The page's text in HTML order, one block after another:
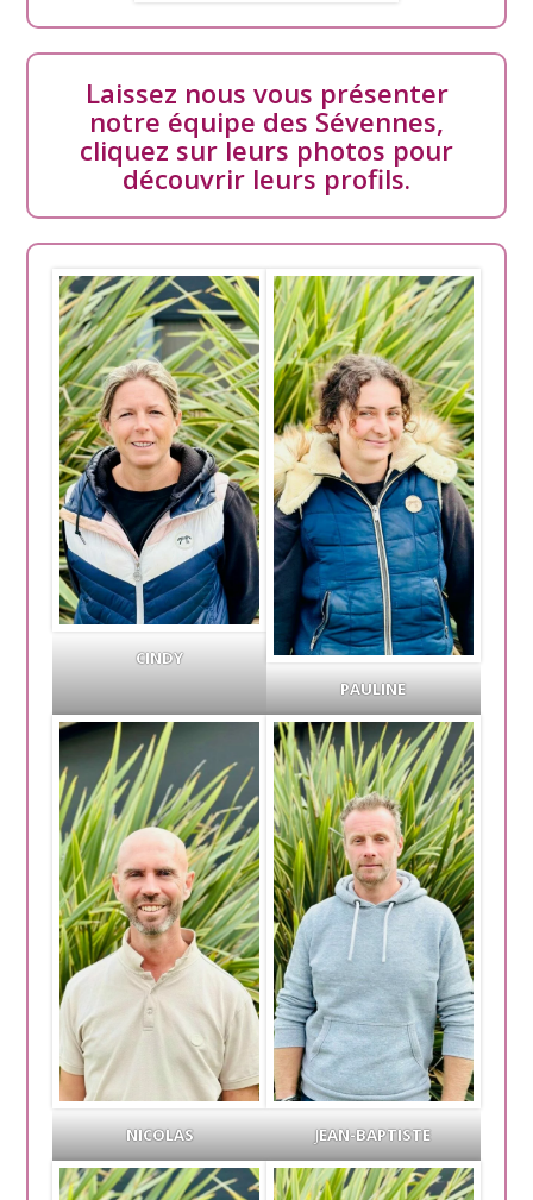
Laissez nous vous présenter
notre équipe des Sévennes,
cliquez sur leurs photos pour
découvrir leurs profils.
CINDY
PAULINE
NICOLAS JEAN-BAPTISTE